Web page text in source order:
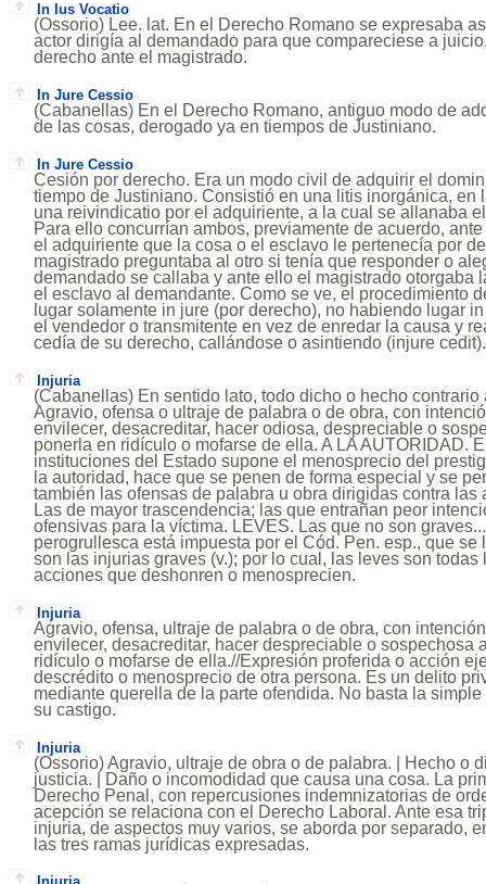
In Ius Vocatio
(Ossorio) Lee. lat. En el Derecho Romano se expresaba
actor dirigía al demandado para que compareciese a
derecho ante el magistrado.
In Jure Cessio
(Cabanellas) En el Derecho Romano, antiguo modo de
de las cosas, derogado ya en tiempos de Justiniano.
In Jure Cessio
Cesión por derecho. Era un modo civil de adquirir el
tiempo de Justiniano. Consistió en una litis inorgánica, en
una reivindicatio por el adquiriente, a la cual se allanaba
Para ello concurrían ambos, previamente de acuerdo,
el adquiriente que la cosa o el esclavo le pertenecía por
magistrado preguntaba al otro si tenía que responder o
demandado se callaba y ante ello el magistrado otorgaba
el esclavo al demandante. Como se ve, el procedimiento
lugar solamente in jure (por derecho), no habiendo lugar
el vendedor o transmitente en vez de enredar la causa y
cedía de su derecho, callándose o asintiendo (injure cedit).
Injuria
(Cabanellas) En sentido lato, todo dicho o hecho
Agravio, ofensa o ultraje de palabra o de obra, con
envilecer, desacreditar, hacer odiosa, despreciable o
ponerla en ridículo o mofarse de ella. A LA AUTORIDAD.
instituciones del Estado supone el menosprecio del
la autoridad, hace que se penen de forma especial y se
también las ofensas de palabra u obra dirigidas contra las
Las de mayor trascendencia; las que entrañan peor
ofensivas para la víctima. LEVES. Las que no son
perogrullesca está impuesta por el Cód. Pen. esp., que se
son las injurias graves (v.); por lo cual, las leves son
acciones que deshonren o menosprecien.
Injuria
Agravio, ofensa, ultraje de palabra o de obra, con
envilecer, desacreditar, hacer despreciable o sospechosa
ridículo o mofarse de ella.//Expresión proferida o acción
descrédito o menosprecio de otra persona. Es un delito
mediante querella de la parte ofendida. No basta la
su castigo.
Injuria
(Ossorio) Agravio, ultraje de obra o de palabra. | Hecho o
justicia. | Daño o incomodidad que causa una cosa. La
Derecho Penal, con repercusiones indemnizatorias de
acepción se relaciona con el Derecho Laboral. Ante esa
injuria, de aspectos muy varios, se aborda por separado,
las tres ramas jurídicas expresadas.